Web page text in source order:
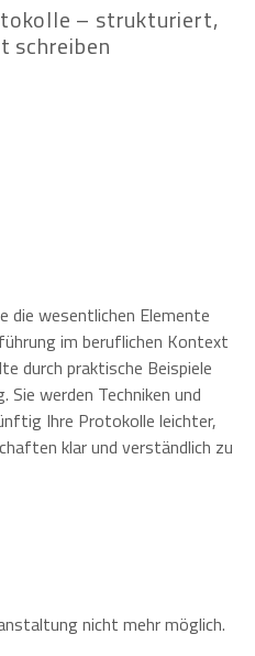
– strukturiert,
schreiben
die wesentlichen Elemente
im beruflichen Kontext
durch praktische Beispiele
Sie werden Techniken und
Ihre Protokolle leichter,
klar und verständlich zu
nicht mehr möglich.